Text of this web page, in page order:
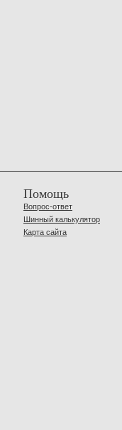
Помощь
Вопрос-ответ
Шинный калькулятор
Карта сайта